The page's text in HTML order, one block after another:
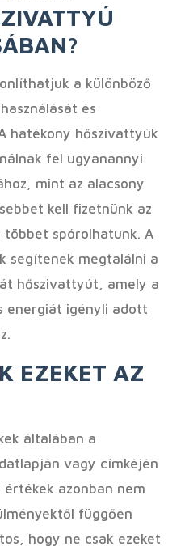
a különböző
és
hatékony hőszivattyúk
fel ugyanannyi
mint az alacsony
kell fizetnünk az
spórolhatunk. A
segítenek megtalálni a
hőszivattyút, amely a
energiát igényli adott
EZEKET AZ
általában a
vagy címkéjén
azonban nem
függően
hogy ne csak ezeket